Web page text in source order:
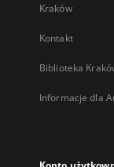
Kraków
Kontakt
Biblioteka
Informacje dla